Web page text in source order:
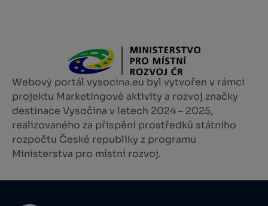
Webový portál vysocina.eu byl vytvořen v rámci
projektu Marketingové aktivity a rozvoj značky
destinace Vysočina v letech 2024 – 2025,
realizovaného za přispění prostředků státního
rozpočtu České republiky z programu
Ministerstva pro místní rozvoj.